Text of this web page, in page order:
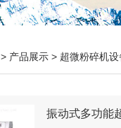
> 产品展示 > 超微粉碎机设
振动式多功能